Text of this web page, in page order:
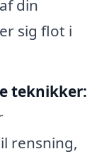
din
sig flot i
teknikker:
rensning,